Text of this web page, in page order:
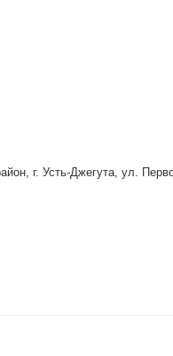
г. Усть-Джегута, ул.